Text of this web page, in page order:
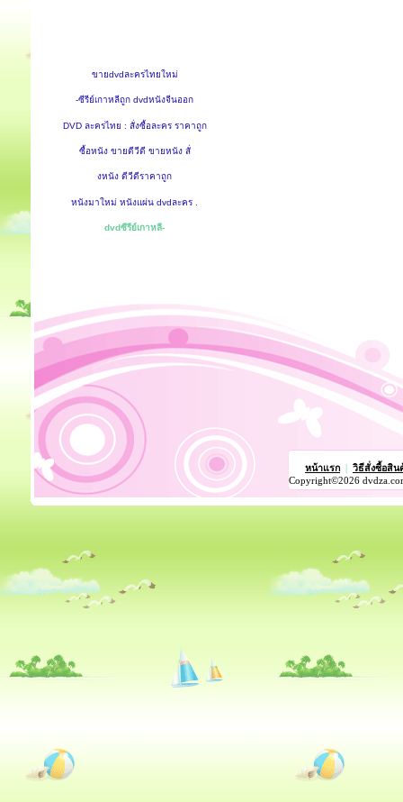
ขายdvdละครไทยใหม่
-ซีรีย์เกาหลีถูก dvdหนังจีนออก
DVD ละครไทย : สั่งซื้อละคร ราคาถูก
ซื้อหนัง ขายดีวีดี ขายหนัง สั่
งหนัง ดีวีดีราคาถูก
หนังมาใหม่ หนังแผ่น dvdละคร .
dvdซีรีย์เกาหลี-
หน้าแรก
วิธีสั่งซื้อสิน
Copyright©2026